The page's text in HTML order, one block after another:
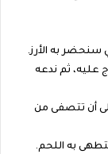
به الأرز.
عليه، ثم ندعه
أن تتصفى من
به اللحم.